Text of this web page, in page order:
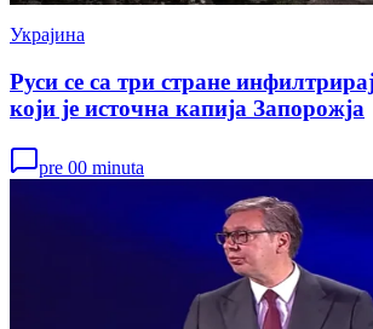
Украјина
Руси се са три стране
који је источна капија Запорожја
pre 00 minuta